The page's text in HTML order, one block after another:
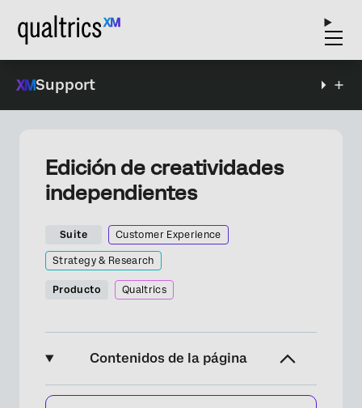
Support
Edición de creatividades
independientes
Suite Customer Experience
Strategy & Research
Producto Qualtrics
Contenidos de la página
Acerca de la edición de creatividades